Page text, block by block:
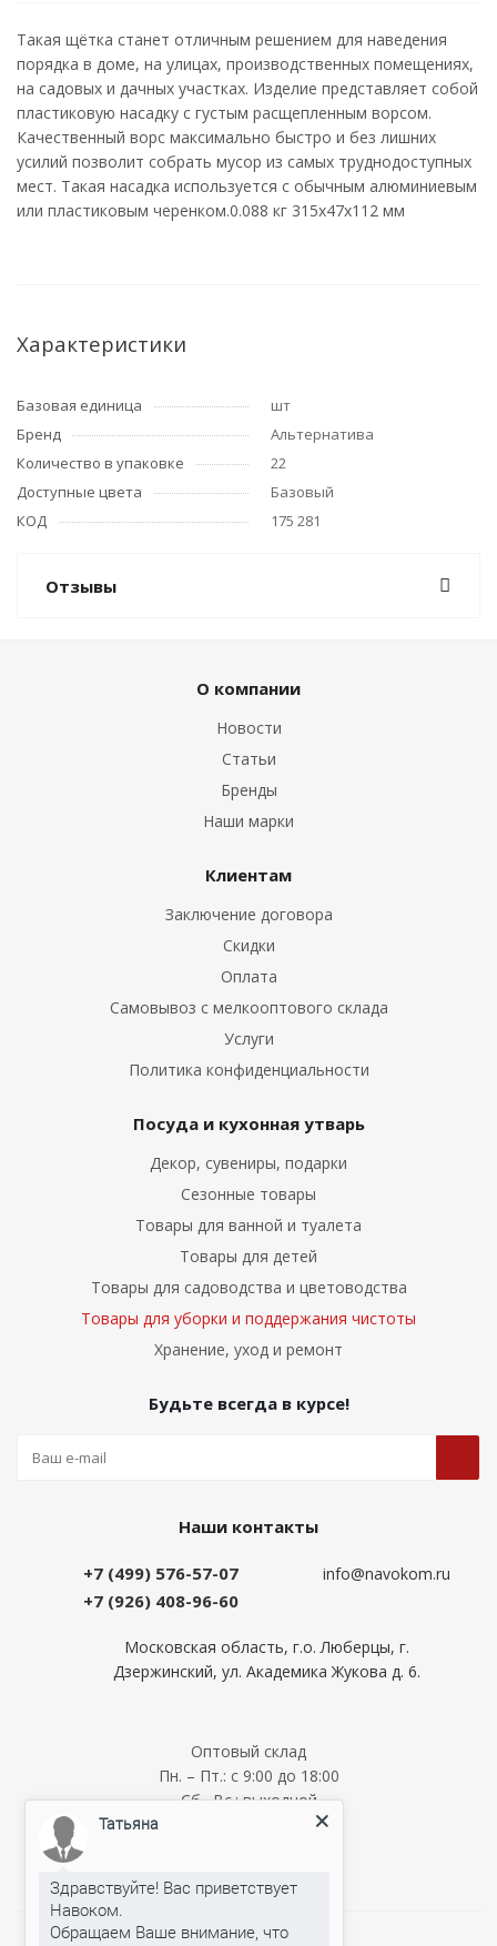
Такая щётка станет отличным решением для наведения
порядка в доме, на улицах, производственных помещениях,
на садовых и дачных участках. Изделие представляет собой
пластиковую насадку с густым расщепленным ворсом.
Качественный ворс максимально быстро и без лишних
усилий позволит собрать мусор из самых труднодоступных
мест. Такая насадка используется с обычным алюминиевым
или пластиковым черенком.0.088 кг 315х47х112 мм
Характеристики
Базовая единица
шт
Бренд
Альтернатива
Количество в упаковке
22
Доступные цвета
Базовый
КОД
175 281
Отзывы
О компании
Новости
Статьи
Бренды
Наши марки
Клиентам
Заключение договора
Скидки
Оплата
Самовывоз с мелкооптового склада
Услуги
Политика конфиденциальности
Посуда и кухонная утварь
Декор, сувениры, подарки
Сезонные товары
Товары для ванной и туалета
Товары для детей
Товары для садоводства и цветоводства
Товары для уборки и поддержания чистоты
Хранение, уход и ремонт
Будьте всегда в курсе!
Наши контакты
+7 (499) 576-57-07
+7 (926) 408-96-60
info@navokom.ru
Московская область, г.о. Люберцы, г.
Дзержинский, ул. Академика Жукова д. 6.
Оптовый склад
Пн. – Пт.: с 9:00 до 18:00
Сб., Вс.: выходной
Мелкооптовый склад
Татьяна
Здравствуйте! Вас приветствует
Навоком.
Обращаем Ваше внимание, что